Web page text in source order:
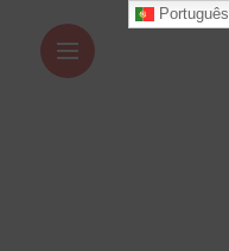
Português